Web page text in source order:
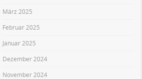
März 2025
Februar 2025
Januar 2025
Dezember 2024
November 2024